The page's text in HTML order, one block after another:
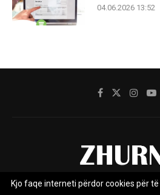
04.06.2026 13:52
Kjo faqe interneti përdor cookies për